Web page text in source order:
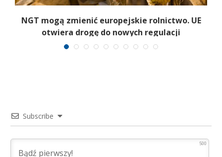
NGT mogą zmienić europejskie rolnictwo. UE
otwiera drogę do nowych regulacji
Subscribe
500